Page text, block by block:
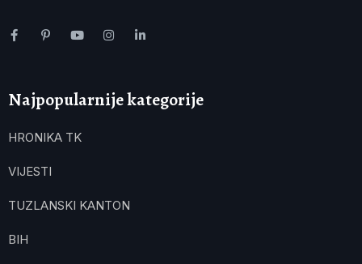
Najpopularnije kategorije
HRONIKA TK
VIJESTI
TUZLANSKI KANTON
BIH